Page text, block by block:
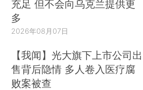
充足 但不会向乌克兰提供更
多
2026年08月07日
【我闻】光大旗下上市公司出
售背后隐情 多人卷入医疗腐
败案被查